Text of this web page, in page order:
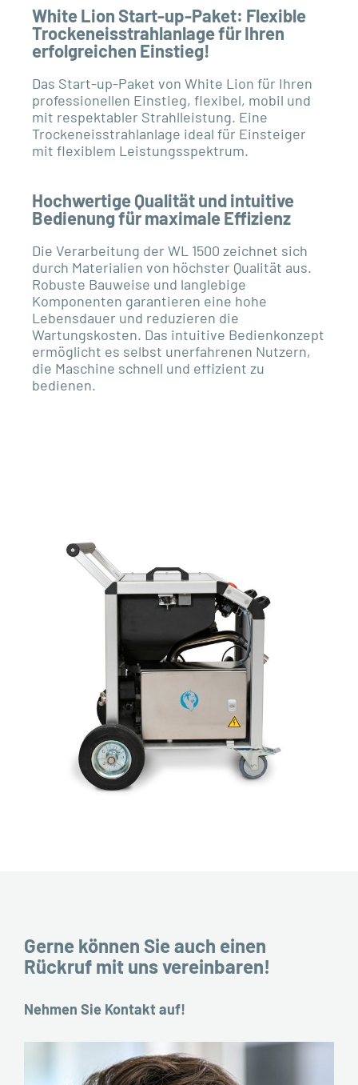
White Lion Start-up-Paket: Flexible
Trockeneisstrahlanlage für Ihren
erfolgreichen Einstieg!
Das Start-up-Paket von White Lion für Ihren
professionellen Einstieg, ﬂexibel, mobil und
mit respektabler Strahlleistung. Eine
Trockeneisstrahlanlage ideal für Einsteiger
mit ﬂexiblem Leistungsspektrum.
Hochwertige Qualität und intuitive
Bedienung für maximale Effizienz
Die Verarbeitung der WL 1500 zeichnet sich
durch Materialien von höchster Qualität aus.
Robuste Bauweise und langlebige
Komponenten garantieren eine hohe
Lebensdauer und reduzieren die
Wartungskosten. Das intuitive Bedienkonzept
ermöglicht es selbst unerfahrenen Nutzern,
die Maschine schnell und effizient zu
bedienen.
Gerne können Sie auch einen
Rückruf mit uns vereinbaren!
Nehmen Sie Kontakt auf!